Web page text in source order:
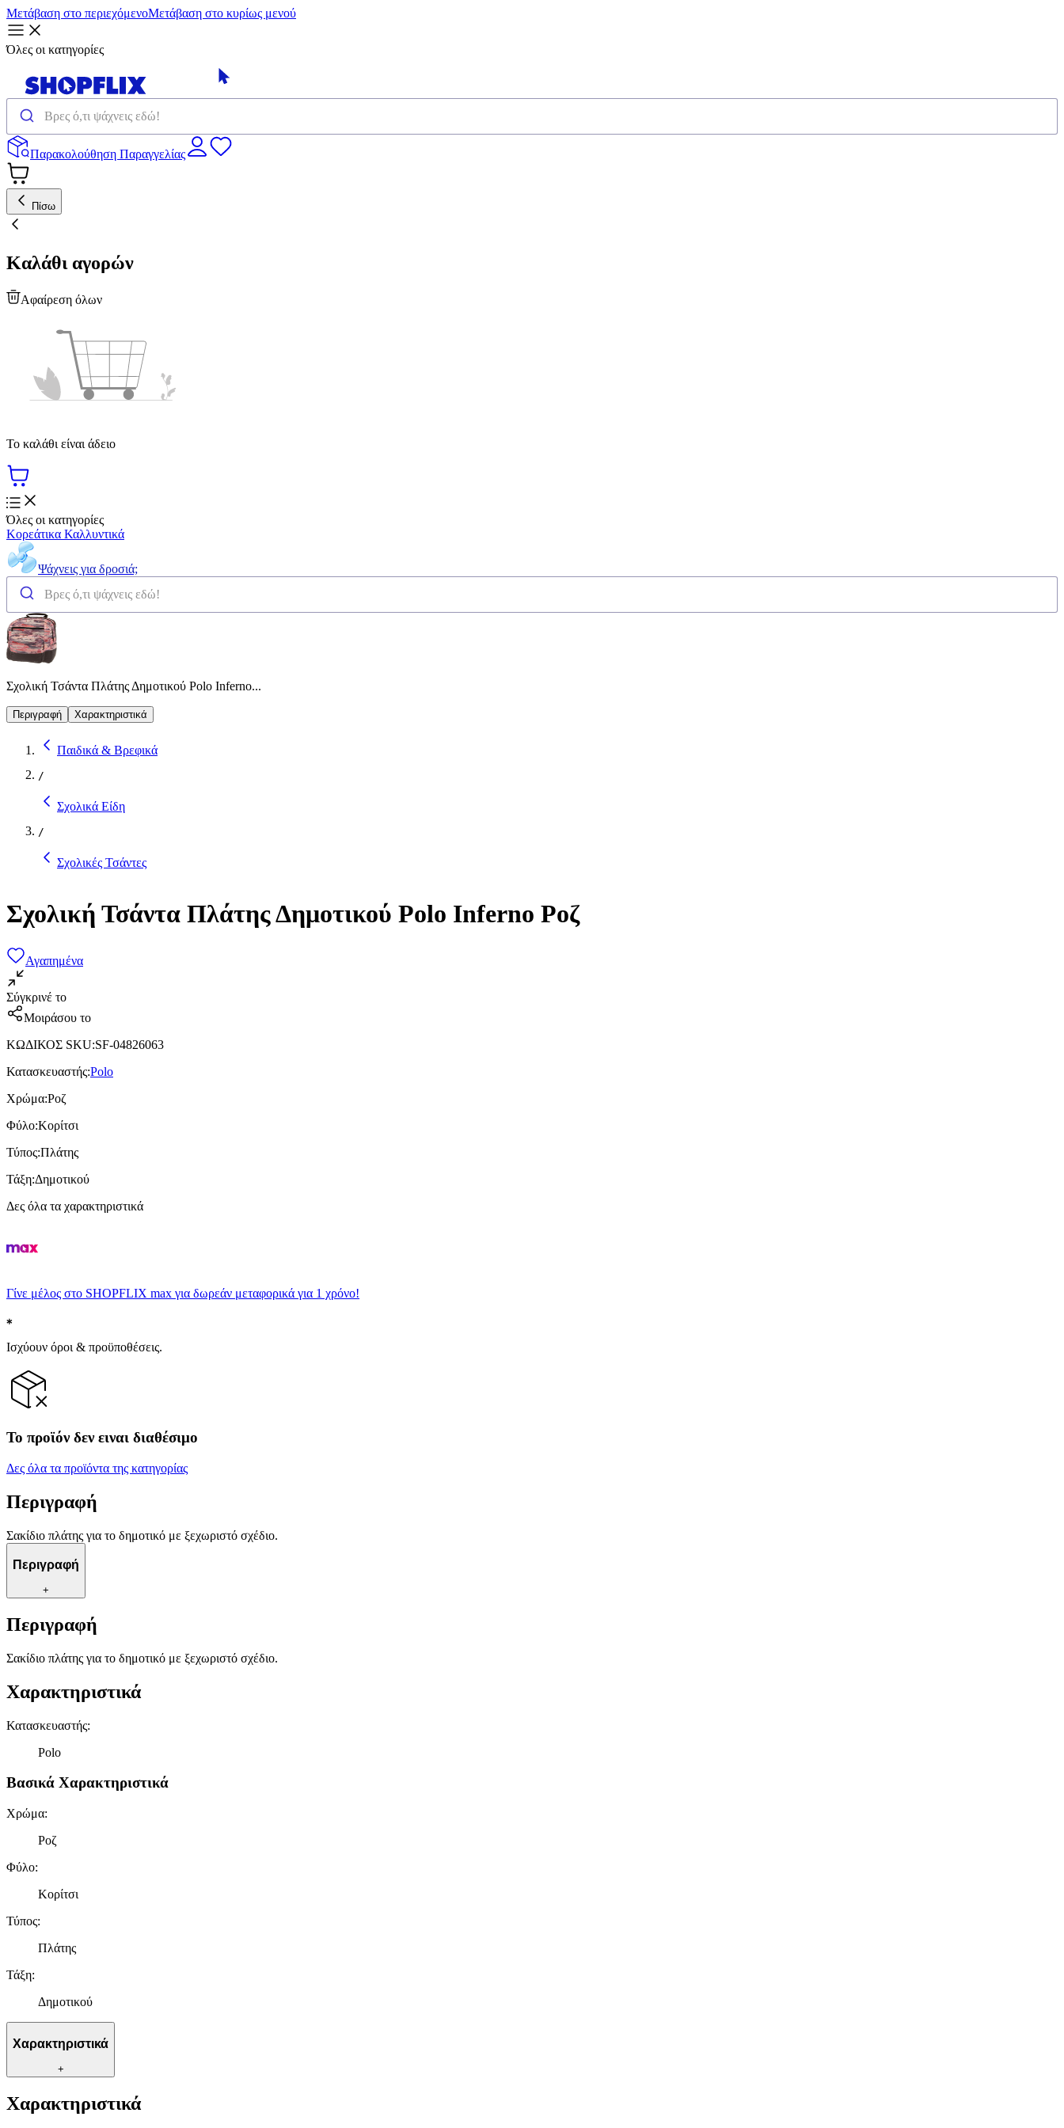
Μετάβαση στο περιεχόμενοΜετάβαση στο κυρίως μενού
Όλες οι κατηγορίες
Παρακολούθηση Παραγγελίας
Πίσω
Καλάθι αγορών
Αφαίρεση όλων
Το καλάθι είναι άδειο
Όλες οι κατηγορίες
Κορεάτικα Καλλυντικά
Ψάχνεις για δροσιά;
Σχολική Τσάντα Πλάτης Δημοτικού Polo Inferno...
Περιγραφή Χαρακτηριστικά
Παιδικά & Βρεφικά
/
Σχολικά Είδη
/
Σχολικές Τσάντες
Σχολική Τσάντα Πλάτης Δημοτικού Polo Inferno Ροζ
Αγαπημένα
Σύγκρινέ το
Μοιράσου το
ΚΩΔΙΚΟΣ SKU:SF-04826063
Κατασκευαστής:Polo
Χρώμα:Ροζ
Φύλο:Κορίτσι
Τύπος:Πλάτης
Τάξη:Δημοτικού
Δες όλα τα χαρακτηριστικά
Γίνε μέλος στο SHOPFLIX max για δωρεάν μεταφορικά για 1 χρόνο!
Ισχύουν όροι & προϋποθέσεις.
Το προϊόν δεν ειναι διαθέσιμο
Δες όλα τα προϊόντα της κατηγορίας
Περιγραφή
Σακίδιο πλάτης για το δημοτικό με ξεχωριστό σχέδιο.
Περιγραφή
+
Περιγραφή
Σακίδιο πλάτης για το δημοτικό με ξεχωριστό σχέδιο.
Χαρακτηριστικά
Κατασκευαστής:
Polo
Βασικά Χαρακτηριστικά
Χρώμα:
Ροζ
Φύλο:
Κορίτσι
Τύπος:
Πλάτης
Τάξη:
Δημοτικού
Χαρακτηριστικά
+
Χαρακτηριστικά